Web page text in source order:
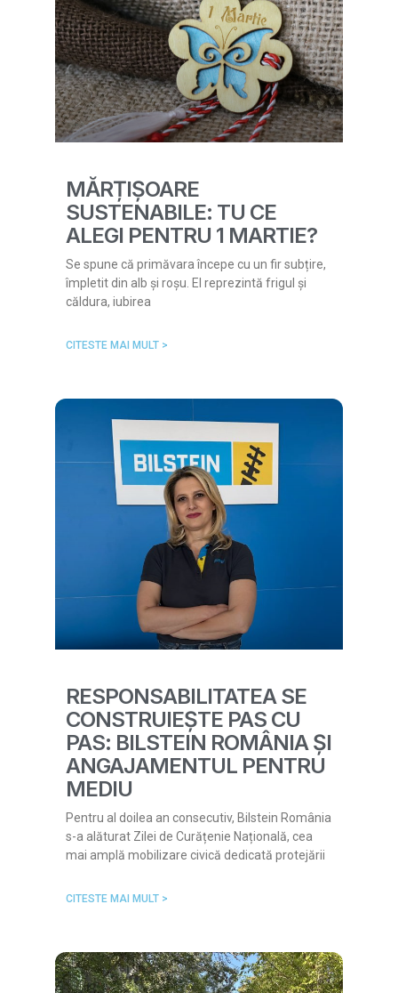
MĂRȚIȘOARE
SUSTENABILE: TU CE
ALEGI PENTRU 1 MARTIE?
Se spune că primăvara începe cu un fir subțire,
împletit din alb și roșu. El reprezintă frigul și
căldura, iubirea
CITESTE MAI MULT >
RESPONSABILITATEA SE
CONSTRUIEȘTE PAS CU
PAS: BILSTEIN ROMÂNIA ȘI
ANGAJAMENTUL PENTRU
MEDIU
Pentru al doilea an consecutiv, Bilstein România
s-a alăturat Zilei de Curățenie Națională, cea
mai amplă mobilizare civică dedicată protejării
CITESTE MAI MULT >